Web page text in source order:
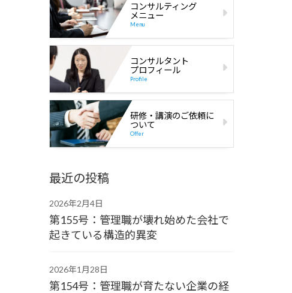
コンサルティング
メニュー
Menu
コンサルタント
プロフィール
Profile
研修・講演のご依頼に
ついて
Offer
最近の投稿
2026年2月4日
第155号：管理職が壊れ始めた会社で
起きている構造的異変
2026年1月28日
第154号：管理職が育たない企業の経